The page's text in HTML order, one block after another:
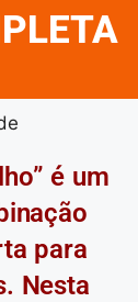
é um
para
Nesta